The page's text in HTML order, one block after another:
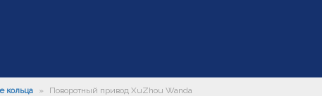
кольца » Поворотный привод XuZhou Wanda